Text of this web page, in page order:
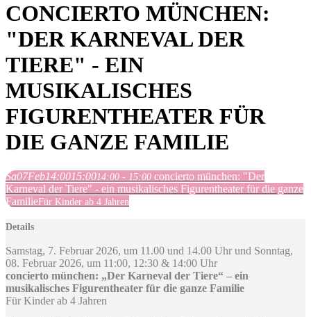
CONCIERTO MÜNCHEN:
"DER KARNEVAL DER
TIERE" - EIN
MUSIKALISCHES
FIGURENTHEATER FÜR
DIE GANZE FAMILIE
Sa07Feb14:0015:0014:00 - 15:00 concierto münchen: "Der
Karneval der Tiere" - ein musikalisches Figurentheater für die ganze
FamilieFür Kinder ab 4 Jahren
Details
Samstag, 7. Februar 2026, um 11.00 und 14.00 Uhr und Sonntag,
08. Februar 2026, um 11:00, 12:30 & 14:00 Uhr
concierto münchen: „Der Karneval der Tiere“ – ein
musikalisches Figurentheater für die ganze Familie
Für Kinder ab 4 Jahren